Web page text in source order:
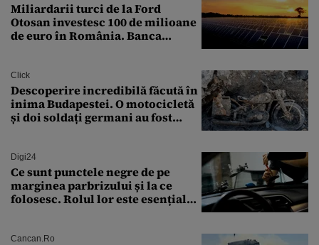
Miliardarii turci de la Ford
Otosan investesc 100 de milioane
de euro în România. Banca
Click
Descoperire incredibilă făcută în
inima Budapestei. O motocicletă
și doi soldați germani au fost
Digi24
Ce sunt punctele negre de pe
marginea parbrizului și la ce
folosesc. Rolul lor este esențial
Cancan.ro